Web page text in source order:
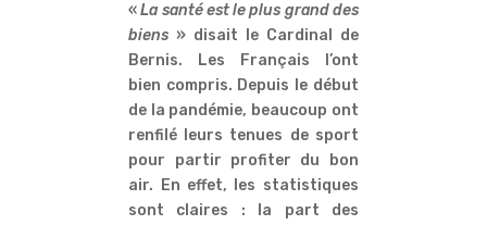
«La santé est le plus grand des
biens » disait le Cardinal de
Bernis. Les Français l’ont
bien compris. Depuis le début
de la pandémie, beaucoup ont
renfilé leurs tenues de sport
pour partir profiter du bon
air. En effet, les statistiques
sont claires : la part des